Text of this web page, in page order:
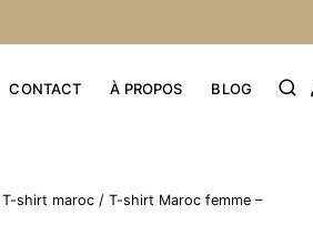
CONTACT À PROPOS BLOG
T-shirt maroc / T-shirt Maroc femme –